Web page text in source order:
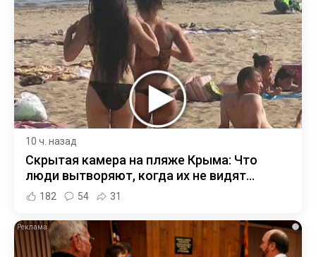
10 ч. назад
Скрытая камера на пляже Крыма: Что
люди вытворяют, когда их не видят...
182 54 31
i